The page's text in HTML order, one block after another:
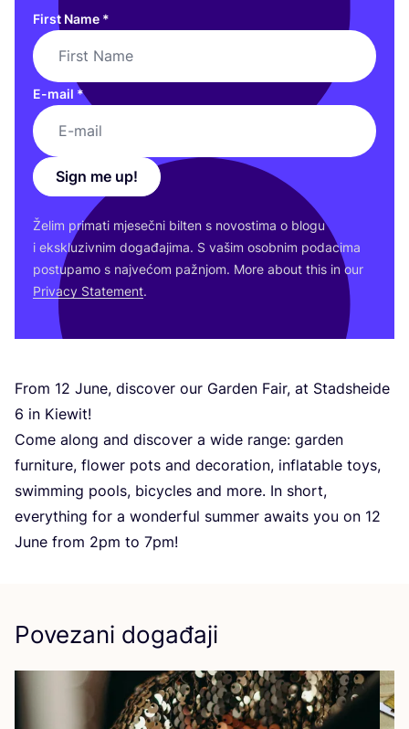
From 12 June, dis­co­ver our Gar­den Fair, at Stad­she­ide
6 in Kiewit!
Come along and dis­co­ver a wide ran­ge: gar­den
fur­ni­tu­re, flower pots and deco­ra­ti­on, infla­ta­ble toys,
swim­ming pools, bicy­cles and more. In short,
everyt­hing for a won­der­ful sum­mer awa­its you on 12
June from 2pm to 7pm!
First Name *
E-mail *
Sign me up!
Želim pri­ma­ti mje­seč­ni bil­ten s novos­ti­ma o blo­gu
i eks­klu­ziv­nim doga­đa­ji­ma. S vašim osob­nim poda­ci­ma
pos­tu­pa­mo s naj­ve­ćom paž­njom. More abo­ut this in our
Pri­vacy Sta­te­ment.
Povezani događaji